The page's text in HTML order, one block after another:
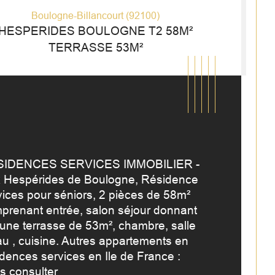
Boulogne-Billancourt (92100)
BOULOGNE T2 58M²
TERRASSE 53M²
Valeurs
de pièces
SERVICES IMMOBILIER -
Hespérides de Boulogne, Résidence
pour séniors, 2 pièces de 58m²
entrée, salon séjour donnant
terrasse de 53m², chambre, salle
, cuisine. Autres appartements en
services en Ile de France :
consulter